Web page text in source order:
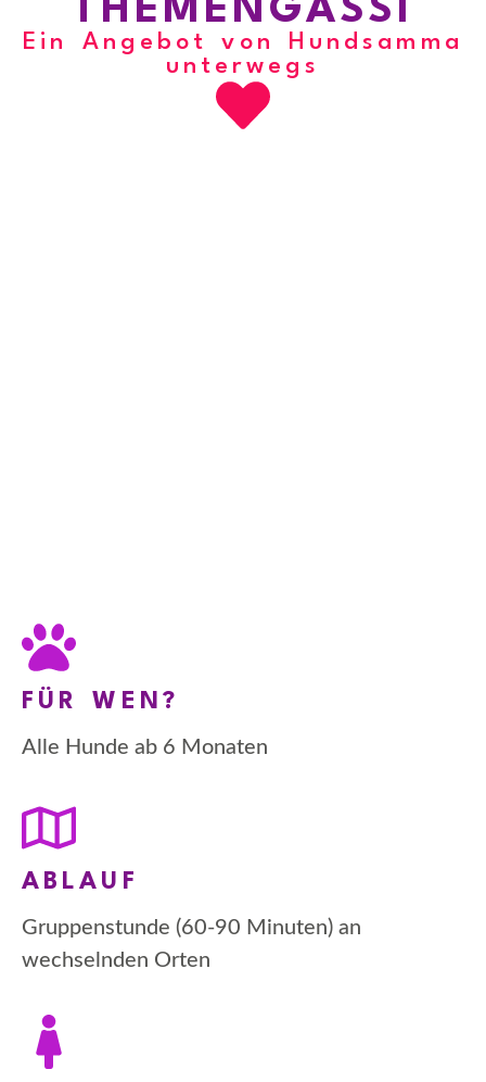
THEMENGASSI
Ein Angebot von Hundsamma
unterwegs
FÜR WEN?
Alle Hunde ab 6 Monaten
ABLAUF
Gruppenstunde (60-90 Minuten) an
wechselnden Orten